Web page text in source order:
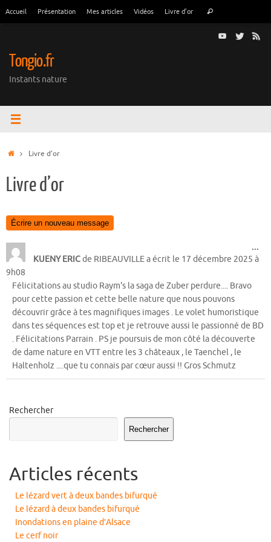
Accueil Présentation Mes articles Vidéos Livre d’or
:
Rechercher
Tongio.fr
Instants nature
AccueilLivre d’or
Livre d’or
KUENY ERICde RIBEAUVILLEa écrit le 17 décembre 2025 à
9h08
Félicitations au studio Raym's la saga de Zuber perdure.... Bravo
pour cette passion et cette belle nature que nous pouvons
découvrir grâce à tes magnifiques images . Le volet humoristique
dans tes séquences est top et je retrouve aussi le passionné de BD
. Félicitations Parrain . PS je poursuis de mon côté la découverte
de dame nature en VTT entre les 3 châteaux , le Taenchel , le
Haltenholz ....que tu connais par cœur aussi !! Gros Schmutz
...
Rechercher
Rechercher
Articles récents
Le lézard vert à deux bandes bifurqué
Le lézard à deux bandes bifurqué
Inondations en plaine d’Alsace
Le cerf noir